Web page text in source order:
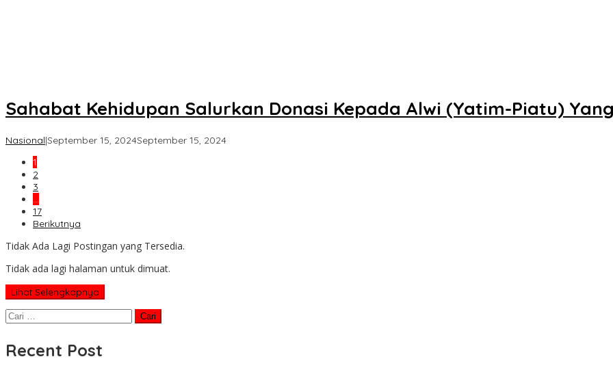
Sahabat Kehidupan Salurkan Donasi Kepada Alwi (Yatim-Piatu)
Nasional|September 15, 2024September 15, 2024oleh
1
2
3
…
17
Berikutnya
Tidak Ada Lagi Postingan yang Tersedia.
Tidak ada lagi halaman untuk dimuat.
Lihat Selengkapnya
Cari
Recent Post